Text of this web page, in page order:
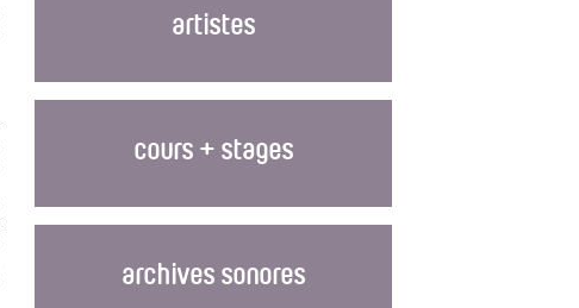
artistes
cours + stages
archives sonores